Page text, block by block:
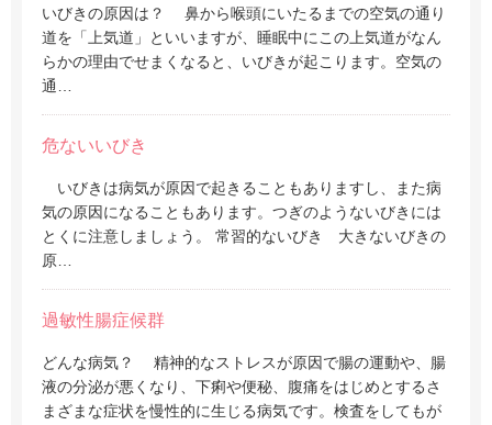
いびきの原因は？ 鼻から喉頭にいたるまでの空気の通り
道を「上気道」といいますが、睡眠中にこの上気道がなん
らかの理由でせまくなると、いびきが起こります。空気の
通…
危ないいびき
いびきは病気が原因で起きることもありますし、また病
気の原因になることもあります。つぎのようないびきには
とくに注意しましょう。 常習的ないびき 大きないびきの
原…
過敏性腸症候群
どんな病気？ 精神的なストレスが原因で腸の運動や、腸
液の分泌が悪くなり、下痢や便秘、腹痛をはじめとするさ
まざまな症状を慢性的に生じる病気です。検査をしてもが